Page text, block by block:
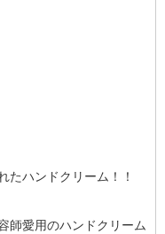
たハンドクリーム！！
師愛用のハンドクリーム